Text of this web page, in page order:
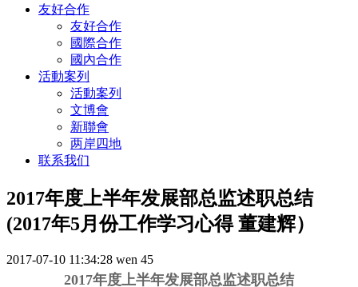
友好合作
友好合作
國際合作
國內合作
活動案列
活動案列
文博會
新聯會
两岸四地
联系我们
2017年度上半年发展部总监述职总结
(2017年5月份工作学习心得 董建辉）
2017-07-10 11:34:28 wen 45
2017年度上半年发展部总监述职总结